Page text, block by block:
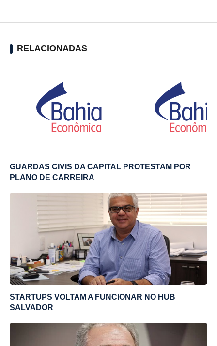
RELACIONADAS
GUARDAS CIVIS DA CAPITAL PROTESTAM POR
PLANO DE CARREIRA
STARTUPS VOLTAM A FUNCIONAR NO HUB
SALVADOR